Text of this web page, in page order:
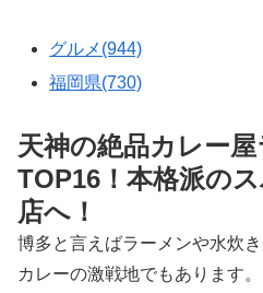
グルメ(944)
福岡県(730)
天神の絶品カレー
TOP16！本格派の
店へ！
博多と言えばラーメンや水炊
カレーの激戦地でもあります